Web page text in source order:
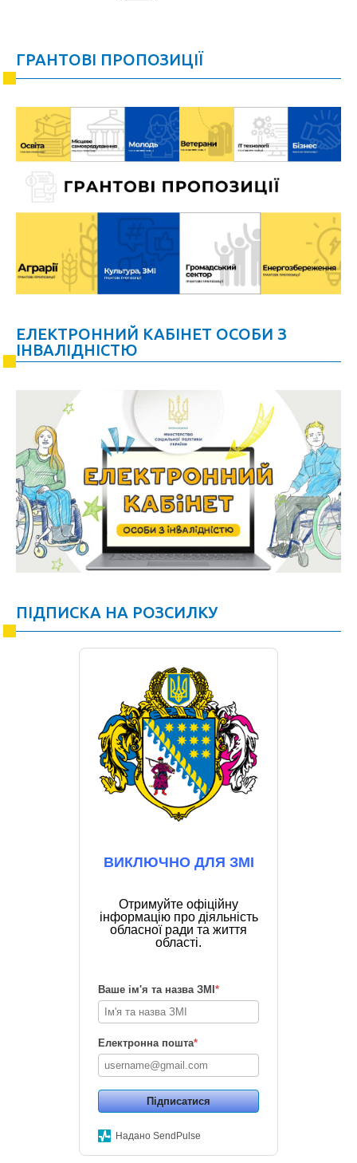
ГРАНТОВІ ПРОПОЗИЦІЇ
ЕЛЕКТРОННИЙ КАБІНЕТ ОСОБИ З
ІНВАЛІДНІСТЮ
ПІДПИСКА НА РОЗСИЛКУ
ВИКЛЮЧНО ДЛЯ ЗМІ
Отримуйте офіційну
інформацію про діяльність
обласної ради та життя
області.
Ваше ім'я та назва ЗМІ *
Електронна пошта*
Підписатися
Надано SendPulse